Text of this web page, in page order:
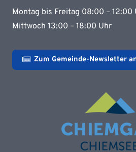
Montag bis Freitag 08:00 – 12:00
Mittwoch 13:00 – 18:00 Uhr
Zum Gemeinde-Newsletter